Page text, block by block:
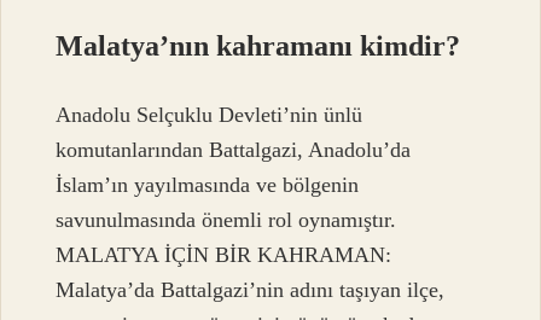
Malatya’nın kahramanı kimdir?
Anadolu Selçuklu Devleti’nin ünlü
komutanlarından Battalgazi, Anadolu’da
İslam’ın yayılmasında ve bölgenin
savunulmasında önemli rol oynamıştır.
MALATYA İÇİN BİR KAHRAMAN:
Malatya’da Battalgazi’nin adını taşıyan ilçe,